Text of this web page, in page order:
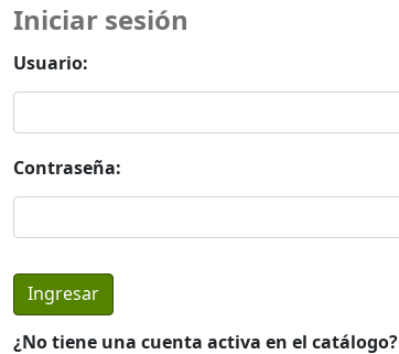
Iniciar sesión
Usuario:
Contraseña:
¿No tiene una cuenta activa en el catálogo?